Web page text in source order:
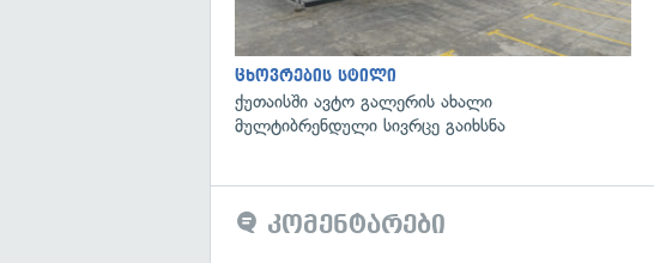
ცხოვრების სტილი
ქუთაისში ავტო გალერის ახალი
მულტიბრენდული სივრცე გაიხსნა
კომენტარები